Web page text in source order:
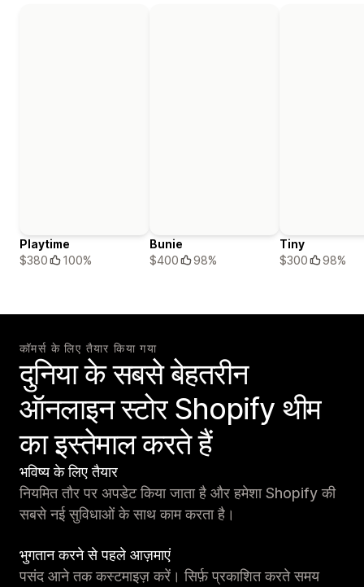
Playtime
$380
100%
Bunie
$400
98%
Tiny
$300
98%
कॉमर्स के लिए तैयार किया गया
दुनिया के सबसे बेहतरीन
ऑनलाइन स्टोर Shopify थीम
का इस्तेमाल करते हैं
भविष्य के लिए तैयार
नियमित तौर पर अपडेट किया जाता है और हमेशा Shopify की
सबसे नई सुविधाओं के साथ काम करता है।
भुगतान करने से पहले आज़माएं
पसंद आने तक कस्टमाइज़ करें। सिर्फ़ प्रकाशित करते समय